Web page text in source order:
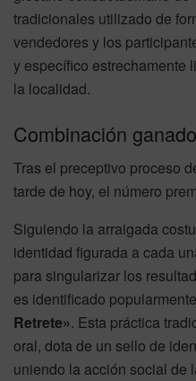
tradicionales utilizado de
vendedores y los
y específico estrechamente
la localidad.
Combinación
Tras el preceptivo proceso
tarde de hoy, el número
Siguiendo la arraigada
identidad figurada a cada
para singularizar los
es identificado
Retrete». Esta práctica
oral, dota de un sello de
uniendo la acción social de